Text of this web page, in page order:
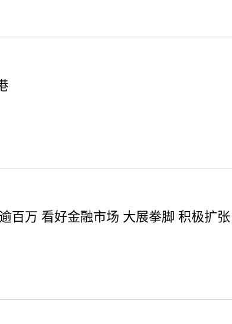
百万 看好金融市场 大展拳脚 积极扩张